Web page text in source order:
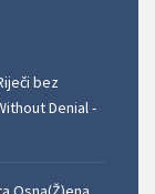
bez
Denial -